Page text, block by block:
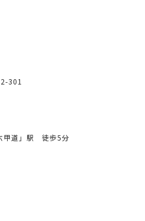
301
甲道」駅 徒歩5分